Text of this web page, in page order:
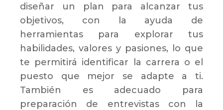
diseñar un plan para alcanzar tus
objetivos, con la ayuda de
herramientas para explorar tus
habilidades, valores y pasiones, lo que
te permitirá identificar la carrera o el
puesto que mejor se adapte a ti.
También es adecuado para
preparación de entrevistas con la